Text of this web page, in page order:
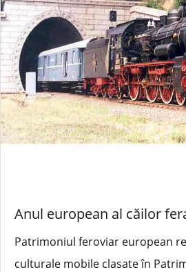
Anul european al căilor
Patrimoniul feroviar european
culturale mobile clasate în